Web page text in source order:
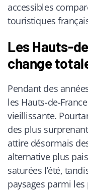
accessibles
touristiques
Les Hauts-
change
Pendant des
les Hauts-de-
vieillissante.
des plus
attire désormais
alternative plus
saturées l’été,
paysages parmi